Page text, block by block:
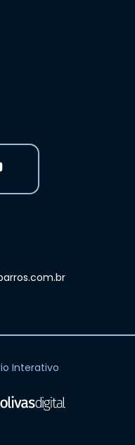
Interativo